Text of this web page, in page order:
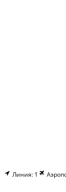
Линия: 1